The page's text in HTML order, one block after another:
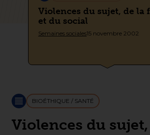
Violences du sujet, de la
et du social
Semaines sociales15 novembre 2002
BIOÉTHIQUE / SANTÉ
Violences du